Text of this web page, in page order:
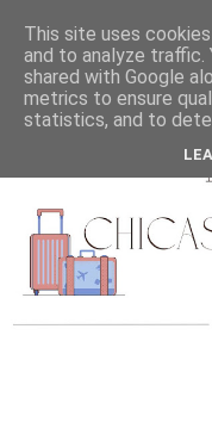
This site uses
and to analyze traffic.
shared with Google
metrics to ensure
statistics, and to